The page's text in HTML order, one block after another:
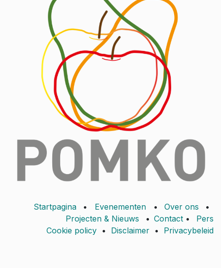
Startpagina • Evenementen • Over ons
•
Projecten & Nieuws
• Contact •
Pers
Cookie policy • Disclaimer • Privacybeleid